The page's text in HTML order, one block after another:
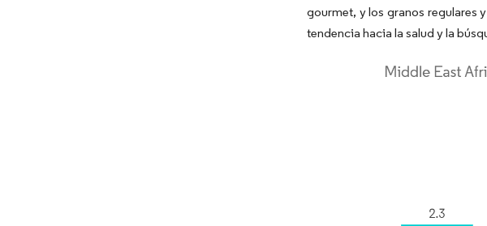
gourmet, y los granos regulares
tendencia hacia la salud y la